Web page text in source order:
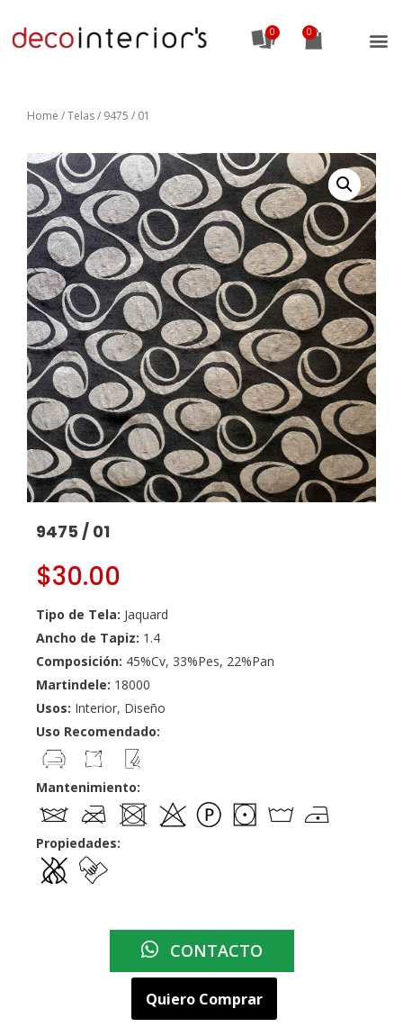
0
Home /Telas/ 9475 / 01
9475 / 01
$30.00
Tipo de Tela: Jaquard
Ancho de Tapiz: 1.4
Composición: 45%Cv, 33%Pes, 22%Pan
Martindele: 18000
Usos: Interior, Diseño
Uso Recomendado:
Mantenimiento:
Propiedades:
CONTACTO
Quiero Comprar